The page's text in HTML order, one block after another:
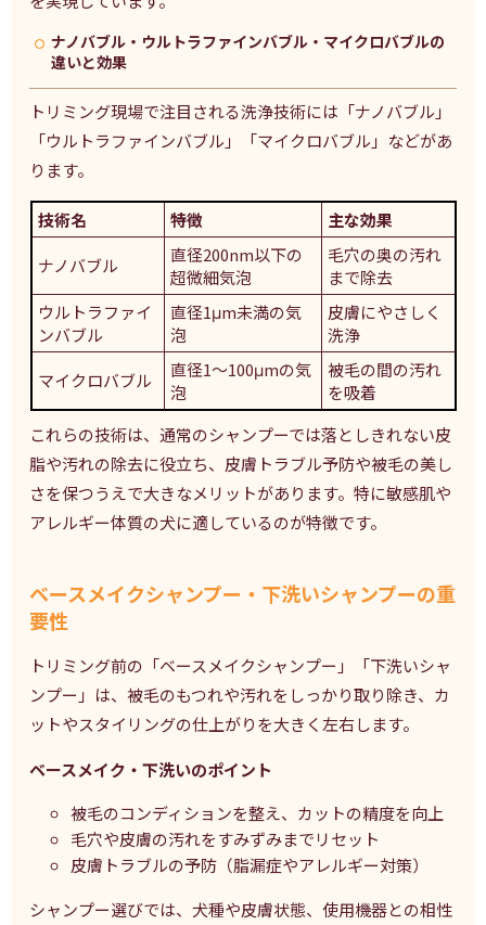
ナノバブル・ウルトラファインバブル・マイクロバブルの
違いと効果
トリミング現場で注目される洗浄技術には「ナノバブル」
「ウルトラファインバブル」「マイクロバブル」などがあ
ります。
技術名 特徴
主な効果
ナノバブル
直径200nm以下の
超微細気泡
毛穴の奥の汚れ
まで除去
ウルトラファイ
ンバブル
直径1μm未満の気
泡
皮膚にやさしく
洗浄
マイクロバブル
直径1～100μmの気
泡
被毛の間の汚れ
を吸着
これらの技術は、通常のシャンプーでは落としきれない皮
脂や汚れの除去に役立ち、皮膚トラブル予防や被毛の美し
さを保つうえで大きなメリットがあります。特に敏感肌や
アレルギー体質の犬に適しているのが特徴です。
ベースメイクシャンプー・下洗いシャンプーの重
要性
トリミング前の「ベースメイクシャンプー」「下洗いシャ
ンプー」は、被毛のもつれや汚れをしっかり取り除き、カ
ットやスタイリングの仕上がりを大きく左右します。
ベースメイク・下洗いのポイント
被毛のコンディションを整え、カットの精度を向上
毛穴や皮膚の汚れをすみずみまでリセット
皮膚トラブルの予防（脂漏症やアレルギー対策）
シャンプー選びでは、犬種や皮膚状態、使用機器との相性